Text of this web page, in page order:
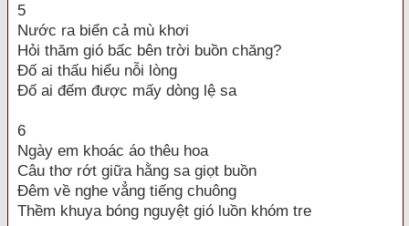
5
Nước ra biển cả mù khơi
Hỏi thăm gió bấc bên trời buồn chăng?
Đố ai thấu hiểu nỗi lòng
Đố ai đếm được mấy dòng lệ sa
6
Ngày em khoác áo thêu hoa
Câu thơ rớt giữa hằng sa giọt buồn
Đêm về nghe vẳng tiếng chuông
Thềm khuya bóng nguyệt gió luồn khóm tre